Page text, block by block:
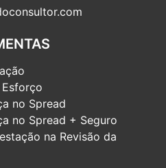
no Spread
no Spread + Seguro
na Revisão da